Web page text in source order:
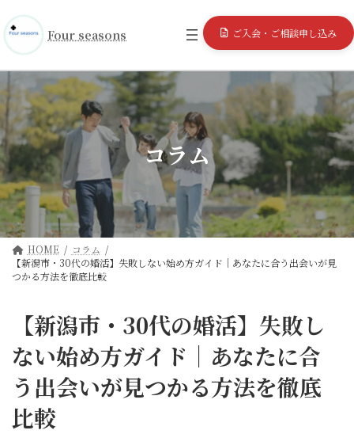
ン
テ
ツ
へ
ス
キ
ッ
プ
ビ
ゲ
シ
ョ
ン
に
移
動
Four seasons ご入会・ご相談申し込み
コラム
HOME
コラム
【新潟市・30代の婚活】失敗しない始め方ガイド｜あなたに合う出会いが見
つかる方法を徹底比較
【新潟市・30代の婚活】失敗し
ない始め方ガイド｜あなたに合
う出会いが見つかる方法を徹底
比較